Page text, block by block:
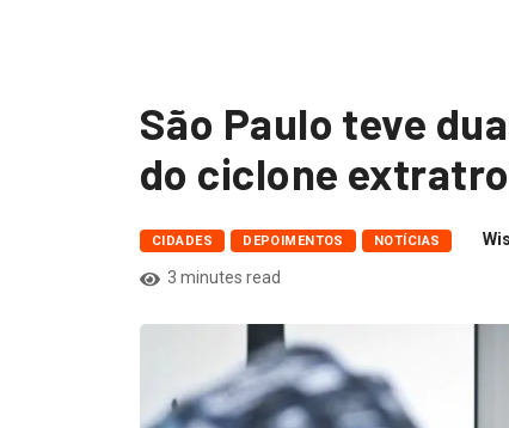
São Paulo teve
do ciclone
CIDADES DEPOIMENTOS NOTÍCIAS
3 minutes read